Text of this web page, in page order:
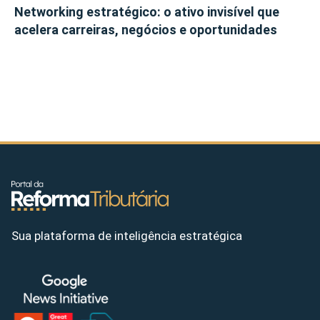
Networking estratégico: o ativo invisível que
acelera carreiras, negócios e oportunidades
Sua plataforma de inteligência estratégica